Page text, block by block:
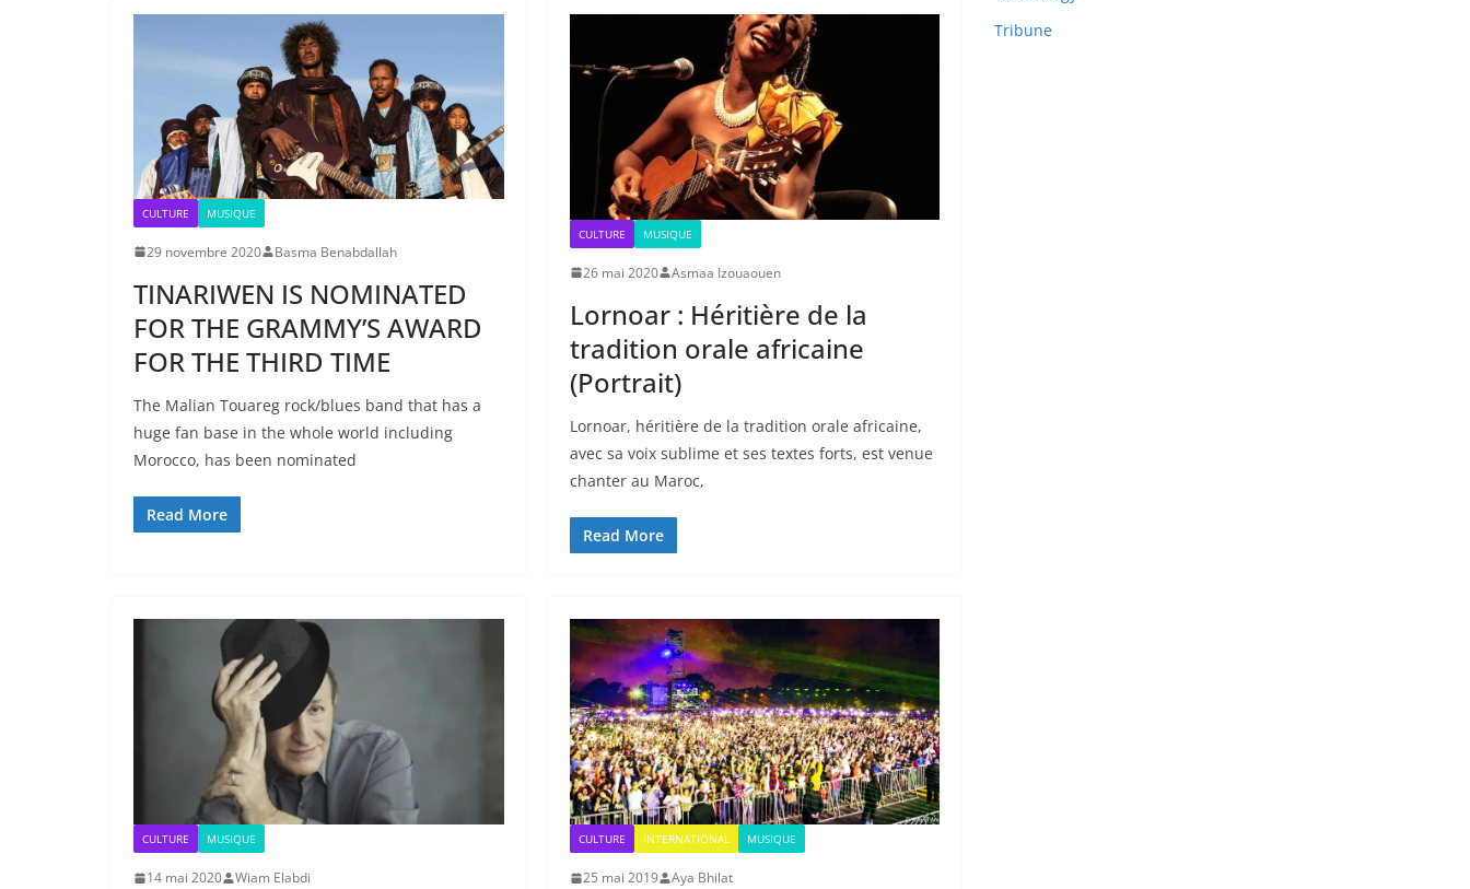
CULTURE MUSIQUE
29 novembre 2020 Basma Benabdallah
TINARIWEN IS NOMINATED
FOR THE GRAMMY’S AWARD
FOR THE THIRD TIME
The Malian Touareg rock/blues band that has a
huge fan base in the whole world including
Morocco, has been nominated
Read More
CULTURE MUSIQUE
26 mai 2020 Asmaa Izouaouen
Lornoar : Héritière de la
tradition orale africaine
(Portrait)
Lornoar, héritière de la tradition orale africaine,
avec sa voix sublime et ses textes forts, est venue
chanter au Maroc,
Read More
CULTURE MUSIQUE
14 mai 2020 Wiam Elabdi
CULTURE INTERNATIONAL MUSIQUE
25 mai 2019 Aya Bhilat
Tribune